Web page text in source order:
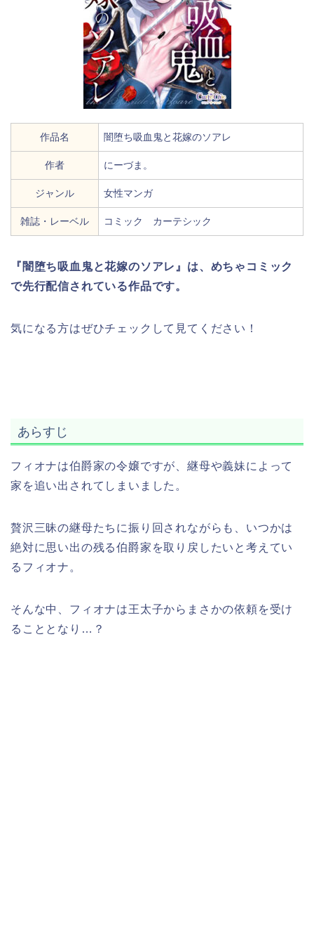
作品名 闇堕ち吸血鬼と花嫁のソアレ
作者 にーづま。
ジャンル 女性マンガ
雑誌・レーベル コミック カーテシック
『闇堕ち吸血鬼と花嫁のソアレ』は、めちゃコミック
で先行配信されている作品です。
気になる方はぜひチェックして見てください！
あらすじ
フィオナは伯爵家の令嬢ですが、継母や義妹によって
家を追い出されてしまいました。
贅沢三昧の継母たちに振り回されながらも、いつかは
絶対に思い出の残る伯爵家を取り戻したいと考えてい
るフィオナ。
そんな中、フィオナは王太子からまさかの依頼を受け
ることとなり…？